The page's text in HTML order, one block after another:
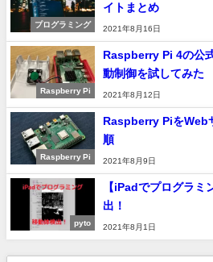
プログラミング
イトまとめ
2021年8月16日
Raspberry Pi
Raspberry Pi 4の公
動制御を試してみた
2021年8月12日
Raspberry Pi
Raspberry PiをWeb
順
2021年8月9日
pyto
【iPadでプログラミ
出！
2021年8月1日